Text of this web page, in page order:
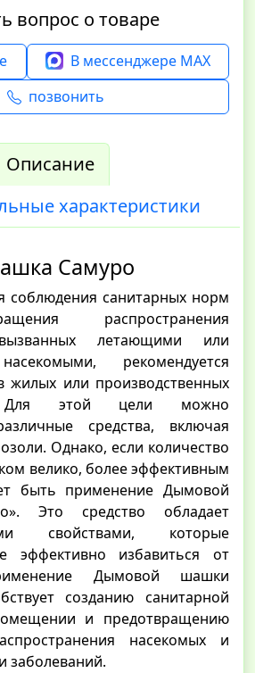
вопрос о товаре
В мессенджере MAX
позвонить
Описание
характеристики
Самуро
соблюдения санитарных норм
распространения
летающими или
рекомендуется
жилых или производственных
Для этой цели можно
средства, включая
Однако, если количество
велико, более эффективным
быть применение Дымовой
Это средство обладает
свойствами, которые
эффективно избавиться от
Дымовой шашки
созданию санитарной
и предотвращению
насекомых и
заболеваний.